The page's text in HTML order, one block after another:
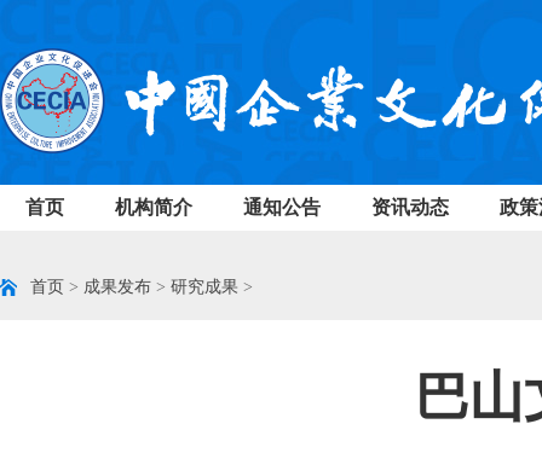
首页 机构简介 通知公告 资讯动态 政
首页 > 成果发布 > 研究成果 >
巴山